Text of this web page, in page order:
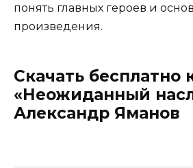
понять главных героев и
произведения.
Скачать бесплатно
«Неожиданный
Александр Яманов